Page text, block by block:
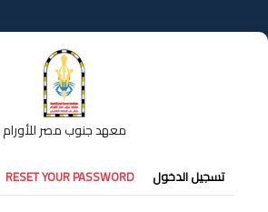
إلى
المحتوى
معهد جنوب مصر للأورام
التبويبات
الأساسية
تسجيل الدخول RESET YOUR PASSWORD